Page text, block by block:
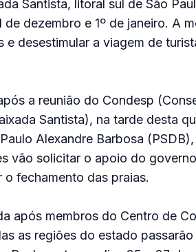
Santista, litoral sul de São
de dezembro e 1º de janeiro. A
e desestimular a viagem de
a reunião do Condesp
Santista), na tarde desta
Alexandre Barbosa
vão solicitar o apoio do
o fechamento das praias.
após membros do Centro de
as regiões do estado